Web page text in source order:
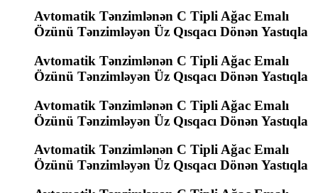
Avtomatik Tənzimlənən C Tipli Ağac Emalı
Özünü Tənzimləyən Üz Qısqacı Dönən Yastıqla
Avtomatik Tənzimlənən C Tipli Ağac Emalı
Özünü Tənzimləyən Üz Qısqacı Dönən Yastıqla
Avtomatik Tənzimlənən C Tipli Ağac Emalı
Özünü Tənzimləyən Üz Qısqacı Dönən Yastıqla
Avtomatik Tənzimlənən C Tipli Ağac Emalı
Özünü Tənzimləyən Üz Qısqacı Dönən Yastıqla